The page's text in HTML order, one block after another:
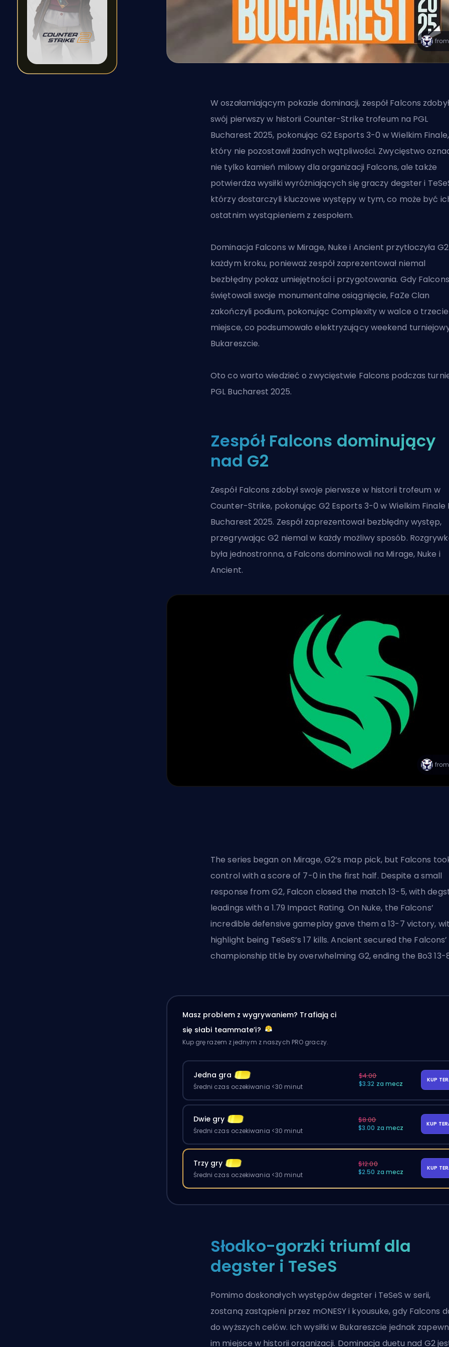
W oszałamiającym pokazie dominacji, zespół Falcons zdobył
swój pierwszy w historii Counter-Strike trofeum na PGL
Bucharest 2025, pokonując G2 Esports 3-0 w Wielkim Finale,
który nie pozostawił żadnych wątpliwości. Zwycięstwo
nie tylko kamień milowy dla organizacji Falcons, ale także
potwierdza wysiłki wyróżniających się graczy degster i
którzy dostarczyli kluczowe występy w tym, co może być
ostatnim wystąpieniem z zespołem.
Dominacja Falcons w Mirage, Nuke i Ancient przytłoczyła
każdym kroku, ponieważ zespół zaprezentował niemal
bezbłędny pokaz umiejętności i przygotowania. Gdy Falcons
świętowali swoje monumentalne osiągnięcie, FaZe Clan
zakończyli podium, pokonując Complexity w walce o trzecie
miejsce, co podsumowało elektryzujący weekend
Bukareszcie.
Oto co warto wiedzieć o zwycięstwie Falcons podczas
PGL Bucharest 2025.
Zespół Falcons dominujący
nad G2
Zespół Falcons zdobył swoje pierwsze w historii trofeum w
Counter-Strike, pokonując G2 Esports 3-0 w Wielkim Finale
Bucharest 2025. Zespół zaprezentował bezbłędny występ,
przegrywając G2 niemal w każdy możliwy sposób.
była jednostronna, a Falcons dominowali na Mirage, Nuke i
Ancient.
The series began on Mirage, G2’s map pick, but Falcons
control with a score of 7-0 in the first half. Despite a small
response from G2, Falcon closed the match 13-5, with
leadings with a 1.79 Impact Rating. On Nuke, the Falcons’
incredible defensive gameplay gave them a 13-7 victory,
highlight being TeSeS’s 17 kills. Ancient secured the Falcons’
championship title by overwhelming G2, ending the Bo3 13-
Masz problem z wygrywaniem? Trafiają ci
się słabi teammate’i?
Kup grę razem z jednym z naszych PRO graczy.
Jedna gra
Średni czas oczekiwania <30 minut
$4.00
$3.32 za mecz
KUP
Dwie gry
Średni czas oczekiwania <30 minut
$8.00
$3.00 za mecz
KUP
Trzy gry
Średni czas oczekiwania <30 minut
$12.00
$2.50 za mecz
KUP
Słodko-gorzki triumf dla
degster i TeSeS
Pomimo doskonałych występów degster i TeSeS w serii,
zostaną zastąpieni przez mONESY i kyousuke, gdy Falcons
do wyższych celów. Ich wysiłki w Bukareszcie jednak
im miejsce w historii organizacji. Dominacja duetu nad G2